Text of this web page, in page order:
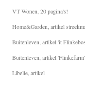
VT Wonen, 20 pagina's!
Home&Garden, artikel
Buitenleven, artikel 'it
Buitenleven, artikel 'Flinkefarm'
Libelle, artikel